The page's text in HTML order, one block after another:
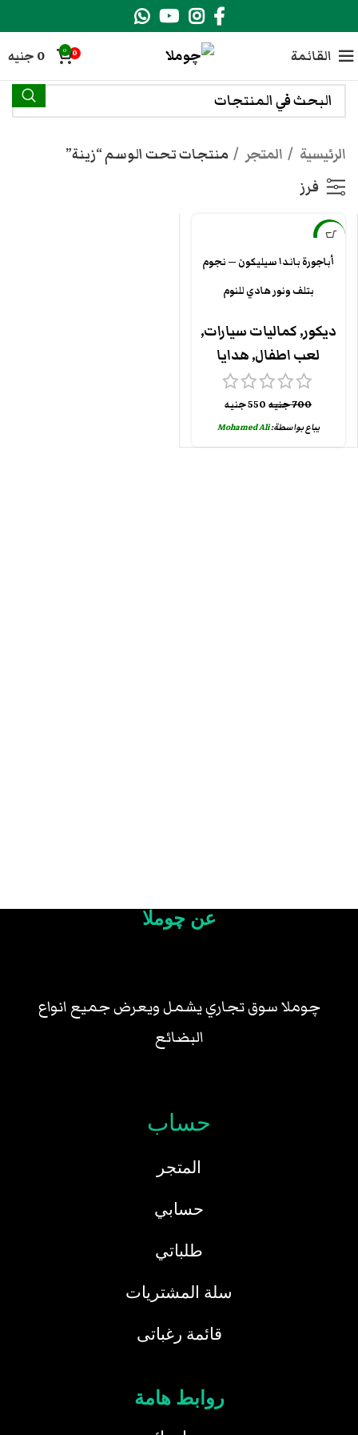
القائمة 0
0
0 جنيه
الرئيسية المتجر
منتجات تحت الوسم “زينة”
فرز
-21%
جديد
أباجورة باندا سيليكون — نجوم
بتلف ونور هادي للنوم
ديكور,كماليات سيارات,
لعب اطفال,هدايا
700جنيه 550جنيه
يباع بواسطة:Mohamed Ali
عن چوملا
چوملا سوق تجاري يشمل ويعرض جميع انواع
البضائع
حساب
المتجر
حسابي
طلباتي
سلة المشتريات
قائمة رغباتى
روابط هامة